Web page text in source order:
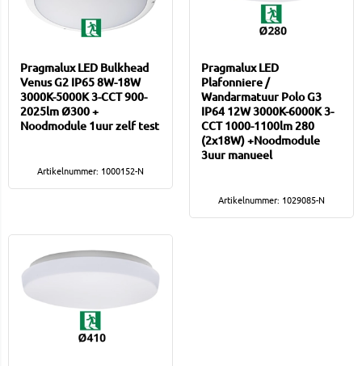
Pragmalux LED Bulkhead
Venus G2 IP65 8W-18W
3000K-5000K 3-CCT 900-
2025lm Ø300 +
Noodmodule 1uur zelf test
Artikelnummer: 1000152-N
Pragmalux LED
Plafonniere /
Wandarmatuur Polo G3
IP64 12W 3000K-6000K 3-
CCT 1000-1100lm 280
(2x18W) +Noodmodule
3uur manueel
Artikelnummer: 1029085-N